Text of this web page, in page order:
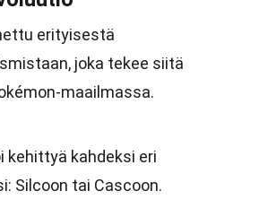
erityisestä
joka tekee siitä
maailmassa.
kehittyä kahdeksi eri
Silcoon tai Cascoon.